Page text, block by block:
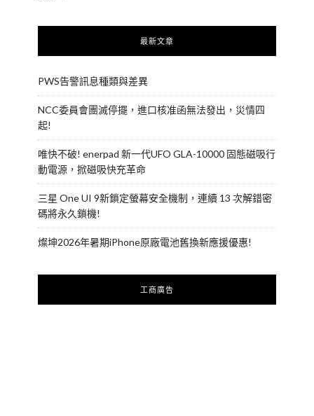
最新文章
PWS告警訊息種類與差異
NCC委員會團滅停擺，進口核准函無法發出，災情四
起!
唯快不破! enerpad 新一代UFO GLA-10000 固態磁吸行
動電源，掀磁吸快充革命
三星 One UI 9新鎖定螢幕安全機制，連續 13 次解錯密
碼將永久鎖機!
燦坤2026年暑期iPhone原廠電池舊換新應援優惠!
工商廣告